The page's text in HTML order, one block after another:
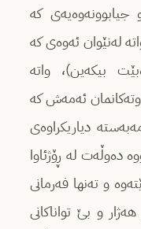
جیابوونەوەیەی كە
لەنێوان ئەوەی كە
بیكەین)، واتە
ئەمەش كە
دیاریكراوەی
دەوڵەت لە ڕۆژئاوا
و تەنھا فەرمانی
و بێ تواناكانی